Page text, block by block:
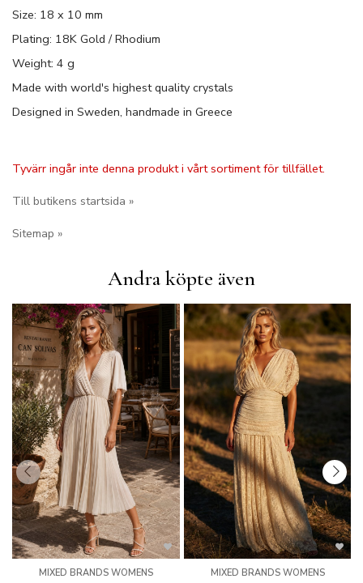
Size: 18 x 10 mm
Plating: 18K Gold / Rhodium
Weight: 4 g
Made with world's highest quality crystals
Designed in Sweden, handmade in Greece
Tyvärr ingår inte denna produkt i vårt sortiment för tillfället.
Till butikens startsida »
Sitemap »
Andra köpte även
MIXED BRANDS WOMENS MIXED BRANDS WOMENS